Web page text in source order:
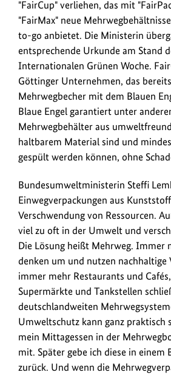
"Blauer
Engel"
Mehrwegsystem
"FairCup"
verliehen,
das
mit
"FairPac",
"FairBox"
"FairMax"
neue
Mehrwegbehältnisse
für
Lebensmittel
to-
go
anbietet.
"FairCup" verliehen, das mit
"FairMax" neue
to-go anbietet. Die Ministerin
entsprechende Urkunde am Stand
Internationalen Grünen Woche.
Göttinger Unternehmen, das
Mehrwegbecher mit dem Blauen
Blaue Engel garantiert unter
Mehrwegbehälter aus
haltbarem Material sind und
gespült werden können, ohne
Bundesumweltministerin Steffi
Einwegverpackungen aus
Verschwendung von Ressourcen.
viel zu oft in der Umwelt und
Die Lösung heißt Mehrweg. Immer
denken um und nutzen nachhaltige
immer mehr Restaurants und
Supermärkte und Tankstellen
deutschlandweiten
Umweltschutz kann ganz praktisch
mein Mittagessen in der
mit. Später gebe ich diese in einem
zurück. Und wenn die